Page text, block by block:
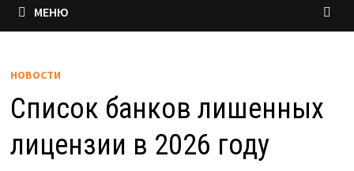
МЕНЮ
НОВОСТИ
Список банков лишенных
лицензии в 2026 году